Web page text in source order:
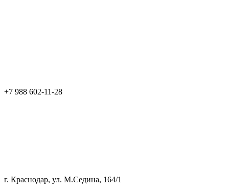
+7 988 602-11-28
г. Краснодар, ул. М.Седина, 164/1